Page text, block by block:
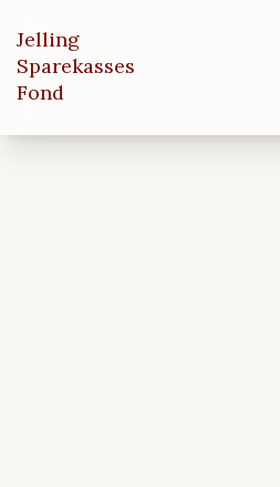
Jelling
Sparekasses
Fond